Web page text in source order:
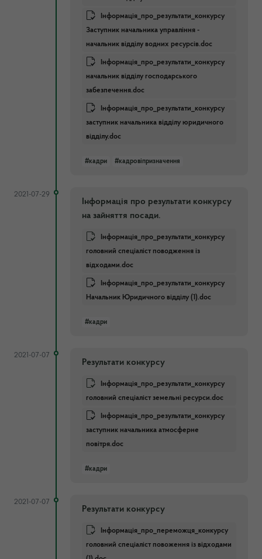
Інформація_про_результати_конкурсу
Заступник начальника управління -
начальник відділу водних ресурсів.doc
Інформація_про_результати_конкурсу
начальник відділу господарського
забезпечення.doc
Інформація_про_результати_конкурсу
заступник начальника відділу юридичного
відділу.doc
#кадри #кадровіпризначення
2021-07-29
Інформація про результати конкурсу
на зайняття посади.
Інформація_про_результати_конкурсу
головний спеціаліст поводження із
відходами.doc
Інформація_про_результати_конкурсу
Начальник Юридичного відділу (1).doc
#кадри
2021-07-07
Результати конкурсу
Інформація_про_результати_конкурсу
головний спеціаліст земельні ресурси.doc
Інформація_про_результати_конкурсу
заступник начальника атмосферне
повітря.doc
#кадри
2021-07-07
Результати конкурсу
Інформація_про_переможця_конкурсу
головний спеціаліст повоження із відходами